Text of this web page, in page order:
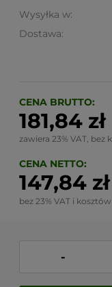
Wysyłka w:
Dostawa:
Cena nie
CENA BRUTTO:
181,84 zł
zawiera 23% VAT,
CENA NETTO:
147,84 zł
bez 23% VAT i
-